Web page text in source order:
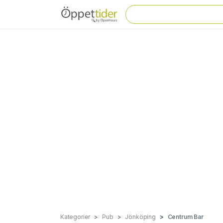
Kategorier Pub Jönköping Centrum Bar